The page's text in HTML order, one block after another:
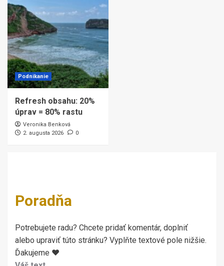
Podnikanie
Refresh obsahu: 20%
úprav = 80% rastu
Veronika Benková
2. augusta 2026
0
Poradňa
Potrebujete radu? Chcete pridať komentár, doplniť
alebo upraviť túto stránku? Vyplňte textové pole nižšie.
Ďakujeme ♥